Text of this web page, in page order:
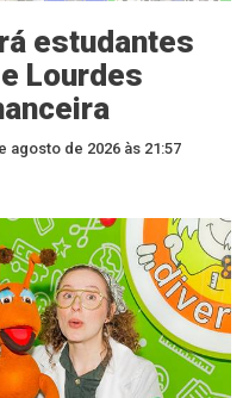
estudantes
Lourdes
agosto de 2026 às 21:57